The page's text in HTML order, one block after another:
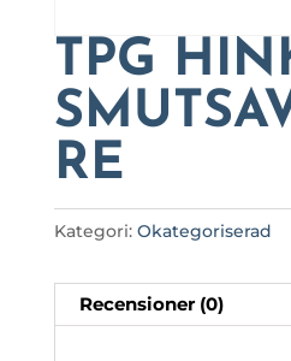
TPG
RE
Kategori: Okategoriserad
Recensioner (0)